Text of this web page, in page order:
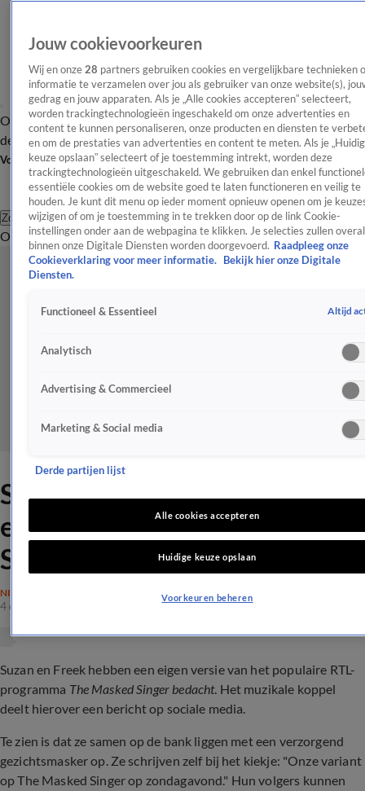
OverzichtAfleveringen Entertainment TV Algemeen
Tip
de redactieNieuwsbrief
Volg Shownieuws
Zoeken
OverzichtEntertainmentSpraakmakendRealityCrimeVideo's
Suzan en Freek bedenken
eigen variant op The Masked
Singer
NIEUWS
4 dec 2022, 20:40
Suzan en Freek hebben een eigen versie van het populaire RTL-
programma The Masked Singer bedacht. Het muzikale koppel
deelt hierover een bericht op sociale media.
Te zien is dat ze samen op de bank liggen met een verzorgend
gezichtsmasker op. Ze schrijven zelf bij het kiekje: "Onze variant
op The Masked Singer op zondagavond." Hun volgers kunnen
Jouw cookievoorkeuren
Wij en onze 28 partners gebruiken cookies en vergelijkbare technieken
informatie te verzamelen over jou als gebruiker van onze website(s),
gedrag en jouw apparaten. Als je „Alle cookies accepteren” selecteert,
worden trackingtechnologieën ingeschakeld om onze advertenties en
content te kunnen personaliseren, onze producten en diensten te
en om de prestaties van advertenties en content te meten. Als je
keuze opslaan” selecteert of je toestemming intrekt, worden deze
trackingtechnologieën uitgeschakeld. We gebruiken dan enkel
essentiële cookies om de website goed te laten functioneren en veilig te
houden. Je kunt dit menu op ieder moment opnieuw openen om je
wijzigen of om je toestemming in te trekken door op de link Cookie-
instellingen onder aan de webpagina te klikken. Je selecties zullen overal
binnen onze Digitale Diensten worden doorgevoerd. Raadpleeg onze
Cookieverklaring voor meer informatie.
Bekijk hier onze Digitale
Diensten.
Functioneel & Essentieel Altijd
Analytisch
Advertising & Commercieel
Marketing & Social media
Derde partijen lijst
Alle cookies accepteren
Huidige keuze opslaan
Voorkeuren beheren